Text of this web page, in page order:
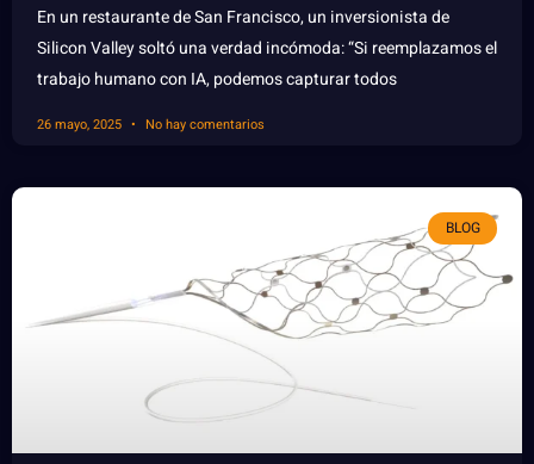
En un restaurante de San Francisco, un inversionista de
Silicon Valley soltó una verdad incómoda: “Si reemplazamos el
trabajo humano con IA, podemos capturar todos
26 mayo, 2025 No hay comentarios
BLOG